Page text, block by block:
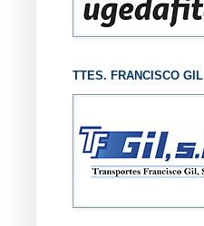
TTES. FRANCISCO GIL